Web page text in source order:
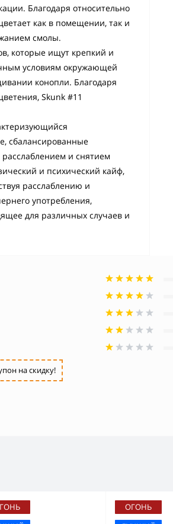
Благодаря относительно
как в помещении, так и
смолы.
которые ищут крепкий и
условиям окружающей
конопли. Благодаря
Skunk #11
сбалансированные
и снятием
и психический кайф,
расслаблению и
употребления,
для различных случаев и
на скидку!
ОГОНЬ